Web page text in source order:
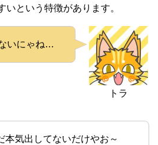
いという特徴があります。
トラ
いにゃね…
本気出してないだけやお～